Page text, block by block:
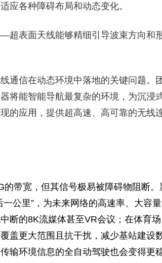
应各种障碍布局和动态变化。
表面天线能够精细引导波束方向和
通信在动态环境中落地的关键问题。
将能智能导航最复杂的环境，为沉浸
的应用，提供超高速、高可靠的无线
带宽，但其信号极易被障碍物阻断。
公里”，为未来网络的高速率、大容
断的8K流媒体甚至VR会议；在体育
盖更大范围且抗干扰，减少基站建设
输环境信息的全自动驾驶也会变得更